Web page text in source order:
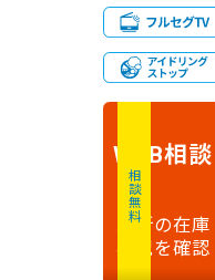
相談無料
WEB相談
最新の在庫
状況を確認